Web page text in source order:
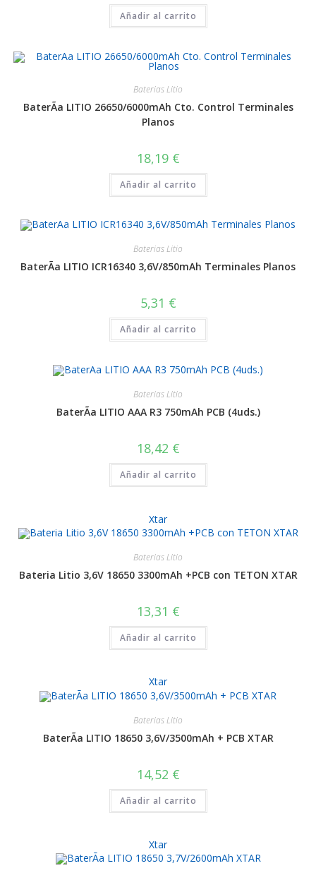
Añadir al carrito
Baterias Litio
BaterÃ­a LITIO 26650/6000mAh Cto. Control Terminales
Planos
18,19 €
Añadir al carrito
Baterias Litio
BaterÃ­a LITIO ICR16340 3,6V/850mAh Terminales Planos
5,31 €
Añadir al carrito
Baterias Litio
BaterÃ­a LITIO AAA R3 750mAh PCB (4uds.)
18,42 €
Añadir al carrito
Xtar
Baterias Litio
Bateria Litio 3,6V 18650 3300mAh +PCB con TETON XTAR
13,31 €
Añadir al carrito
Xtar
Baterias Litio
BaterÃ­a LITIO 18650 3,6V/3500mAh + PCB XTAR
14,52 €
Añadir al carrito
Xtar